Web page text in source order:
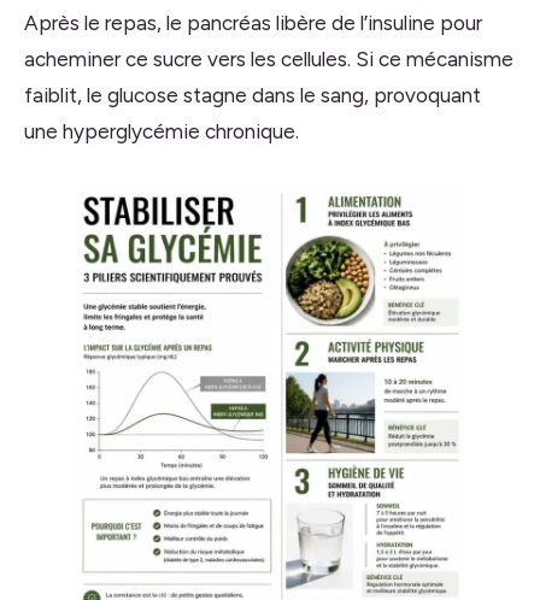
Après le repas, le pancréas libère de l’insuline pour
acheminer ce sucre vers les cellules. Si ce mécanisme
faiblit, le glucose stagne dans le sang, provoquant
une hyperglycémie chronique.